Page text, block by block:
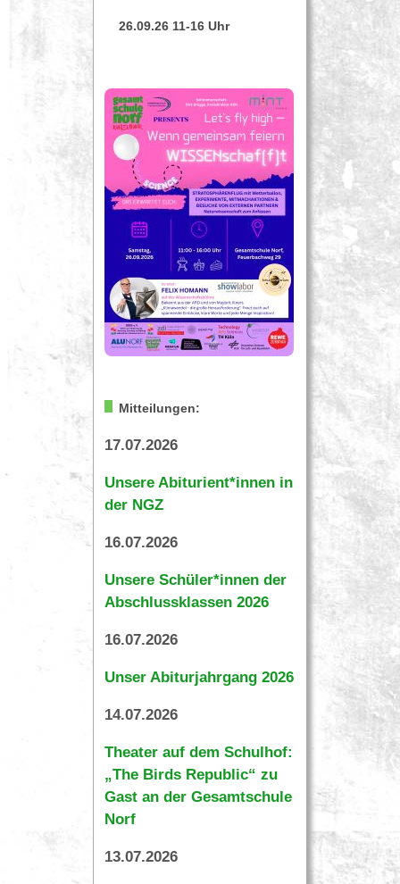
26.09.26 11-16 Uhr
Mitteilungen:
17.07.2026
Unsere Abiturient*innen in
der NGZ
16.07.2026
Unsere Schüler*innen der
Abschlussklassen 2026
16.07.2026
Unser Abiturjahrgang 2026
14.07.2026
Theater auf dem Schulhof:
„The Birds Republic“ zu
Gast an der Gesamtschule
Norf
13.07.2026